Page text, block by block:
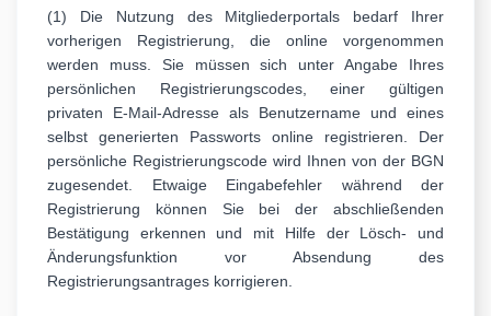
(1) Die Nutzung des Mitgliederportals bedarf Ihrer
vorherigen Registrierung, die online vorgenommen
werden muss. Sie müssen sich unter Angabe Ihres
persönlichen Registrierungscodes, einer gültigen
privaten E-Mail-Adresse als Benutzername und eines
selbst generierten Passworts online registrieren. Der
persönliche Registrierungscode wird Ihnen von der BGN
zugesendet. Etwaige Eingabefehler während der
Registrierung können Sie bei der abschließenden
Bestätigung erkennen und mit Hilfe der Lösch- und
Änderungsfunktion vor Absendung des
Registrierungsantrages korrigieren.